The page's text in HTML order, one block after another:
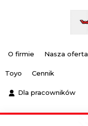
O firmie Nasza oferta
Toyo Cennik
Dla pracowników